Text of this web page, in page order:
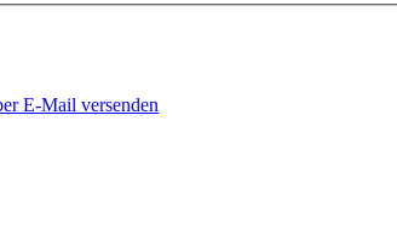
E-Mail versenden